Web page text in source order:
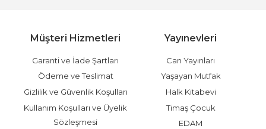
Müşteri Hizmetleri
Garanti ve İade Şartları
Ödeme ve Teslimat
Gizlilik ve Güvenlik Koşulları
Kullanım Koşulları ve Üyelik
Sözleşmesi
Yayınevleri
Can Yayınları
Yaşayan Mutfak
Halk Kitabevi
Timaş Çocuk
EDAM